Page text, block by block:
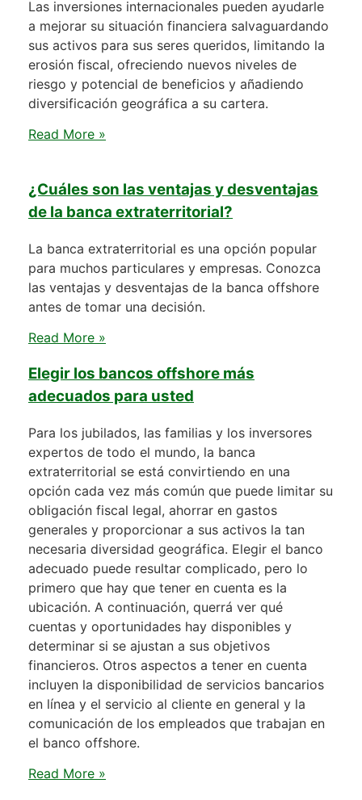
Las inversiones internacionales pueden ayudarle
a mejorar su situación financiera salvaguardando
sus activos para sus seres queridos, limitando la
erosión fiscal, ofreciendo nuevos niveles de
riesgo y potencial de beneficios y añadiendo
diversificación geográfica a su cartera.
Read More »
¿Cuáles son las ventajas y desventajas
de la banca extraterritorial?
La banca extraterritorial es una opción popular
para muchos particulares y empresas. Conozca
las ventajas y desventajas de la banca offshore
antes de tomar una decisión.
Read More »
Elegir los bancos offshore más
adecuados para usted
Para los jubilados, las familias y los inversores
expertos de todo el mundo, la banca
extraterritorial se está convirtiendo en una
opción cada vez más común que puede limitar su
obligación fiscal legal, ahorrar en gastos
generales y proporcionar a sus activos la tan
necesaria diversidad geográfica. Elegir el banco
adecuado puede resultar complicado, pero lo
primero que hay que tener en cuenta es la
ubicación. A continuación, querrá ver qué
cuentas y oportunidades hay disponibles y
determinar si se ajustan a sus objetivos
financieros. Otros aspectos a tener en cuenta
incluyen la disponibilidad de servicios bancarios
en línea y el servicio al cliente en general y la
comunicación de los empleados que trabajan en
el banco offshore.
Read More »